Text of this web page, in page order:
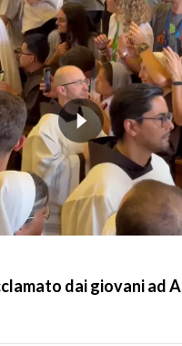
dai giovani ad